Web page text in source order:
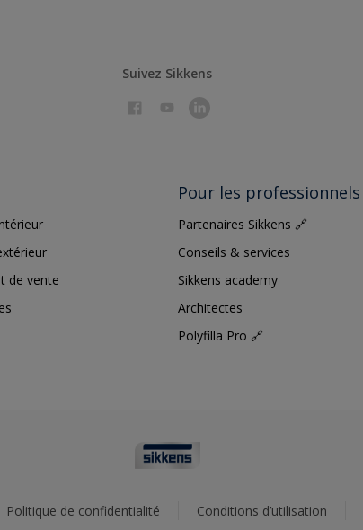
Suivez Sikkens
de vente
Pour les professionnels
Partenaires Sikkens 🔗
Conseils & services
Sikkens academy
Architectes
Polyfilla Pro 🔗
Politique de confidentialité Conditions d’utilisation